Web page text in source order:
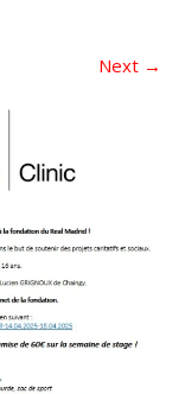
Next →